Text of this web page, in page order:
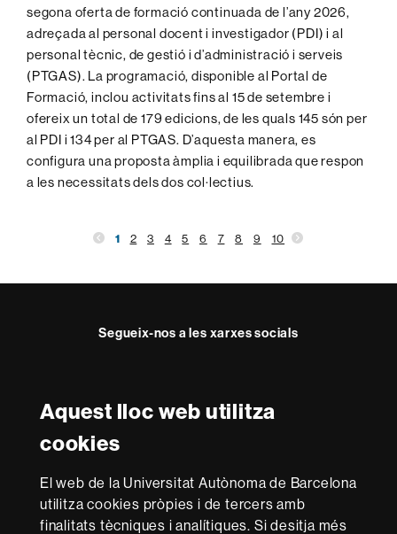
Aquest lloc web utilitza
cookies
El web de la Universitat Autònoma de Barcelona
utilitza cookies pròpies i de tercers amb
finalitats tècniques i analítiques. Si desitja més
segona oferta de formació continuada de l’any 2026,
adreçada al personal docent i investigador (PDI) i al
personal tècnic, de gestió i d’administració i serveis
(PTGAS). La programació, disponible al Portal de
Formació, inclou activitats fins al 15 de setembre i
ofereix un total de 179 edicions, de les quals 145 són per
al PDI i 134 per al PTGAS. D’aquesta manera, es
configura una proposta àmplia i equilibrada que respon
a les necessitats dels dos col·lectius.
1 2 3 4 5 6 7 8 9 10
Segueix-nos a les xarxes socials
Reconeixement internacional de l'excel·lència
in
Research
-
Amb el finançament de